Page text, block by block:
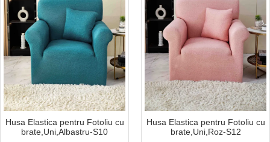
Husa Elastica pentru Fotoliu cu
brate,Uni,Albastru-S10
Husa Elastica pentru Fotoliu cu
brate,Uni,Roz-S12